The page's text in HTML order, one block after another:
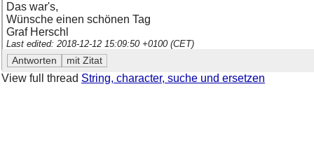
Das war's,
Wünsche einen schönen Tag
Graf Herschl
Last edited: 2018-12-12 15:09:50 +0100 (CET)
View full thread String, character, suche und ersetzen